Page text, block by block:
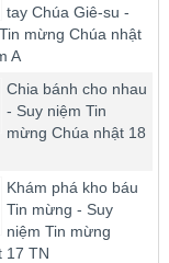
tay Chúa Giê-su -
mừng Chúa nhật
A
Chia bánh cho nhau
- Suy niệm Tin
mừng Chúa nhật 18
Khám phá kho báu
Tin mừng - Suy
niệm Tin mừng
17 TN